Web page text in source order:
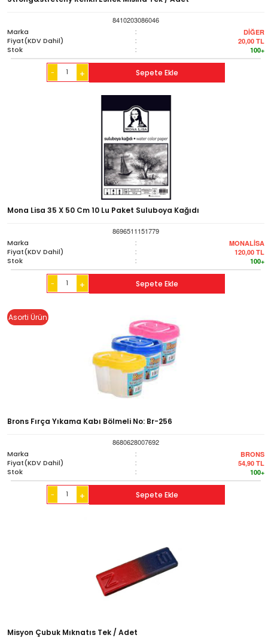
8410203086046
Marka
: DİĞER
Fiyat(KDV Dahil) : 20,00 TL
Stok : 100+
- + Sepete Ekle
Mona Lisa 35 X 50 Cm 10 Lu Paket Suluboya Kağıdı
8696511151779
Marka
: MONALİSA
Fiyat(KDV Dahil) : 120,00 TL
Stok : 100+
- + Sepete Ekle
Asorti Ürün
Brons Fırça Yıkama Kabı Bölmeli No: Br-256
8680628007692
Marka
: BRONS
Fiyat(KDV Dahil) : 54,90 TL
Stok : 100+
- + Sepete Ekle
Misyon Çubuk Mıknatıs Tek / Adet